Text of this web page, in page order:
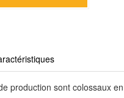
production sont colossaux